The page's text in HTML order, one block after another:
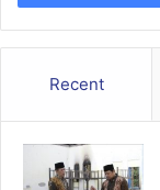
Recent